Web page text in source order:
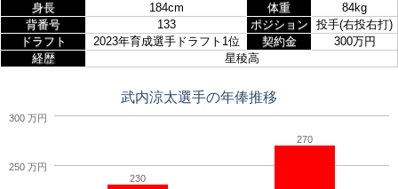
身長
184cm 体重
84kg
背番号
133 ポジション
投手(右投右打)
ドラフト
2023年育成選手ドラフト1位 契約金
300万円
経歴
星稜高
武内涼太選手の年俸推移
230
270
250 万円
300 万円